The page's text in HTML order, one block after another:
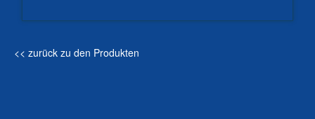
<< zurück zu den Produkten